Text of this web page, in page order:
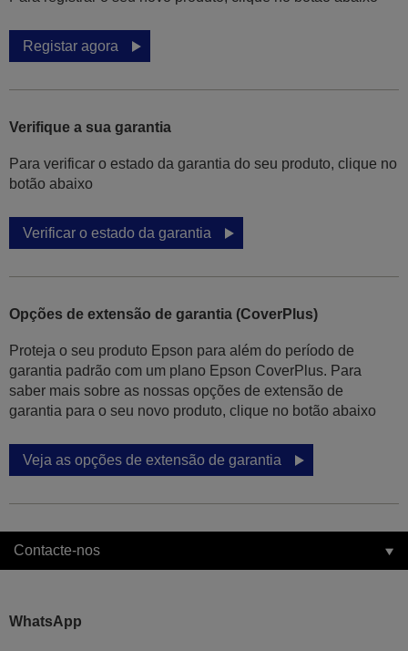
Registar agora
Verifique a sua garantia
Para verificar o estado da garantia do seu produto, clique no
botão abaixo
Verificar o estado da garantia
Opções de extensão de garantia (CoverPlus)
Proteja o seu produto Epson para além do período de
garantia padrão com um plano Epson CoverPlus. Para
saber mais sobre as nossas opções de extensão de
garantia para o seu novo produto, clique no botão abaixo
Veja as opções de extensão de garantia
Contacte-nos
WhatsApp